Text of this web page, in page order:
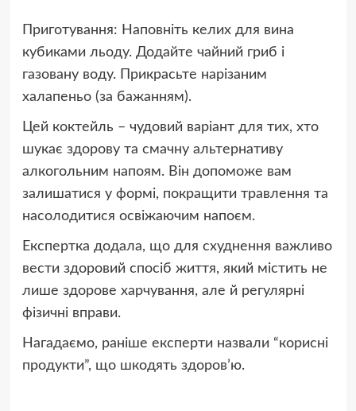
Приготування: Наповніть келих для вина
кубиками льоду. Додайте чайний гриб і
газовану воду. Прикрасьте нарізаним
халапеньо (за бажанням).
Цей коктейль – чудовий варіант для тих, хто
шукає здорову та смачну альтернативу
алкогольним напоям. Він допоможе вам
залишатися у формі, покращити травлення та
насолодитися освіжаючим напоєм.
Експертка додала, що для схуднення важливо
вести здоровий спосіб життя, який містить не
лише здорове харчування, але й регулярні
фізичні вправи.
Нагадаємо, раніше експерти назвали “корисні
продукти”, що шкодять здоров’ю.